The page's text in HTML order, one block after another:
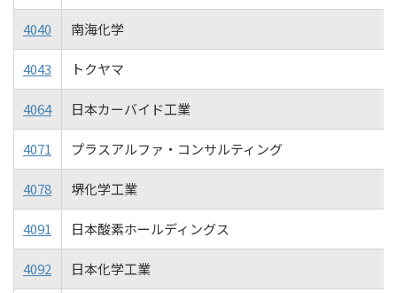
4040 南海化学
4043 トクヤマ
4064 日本カーバイド工業
4071 プラスアルファ・コンサルティング
4078 堺化学工業
4091 日本酸素ホールディングス
4092 日本化学工業